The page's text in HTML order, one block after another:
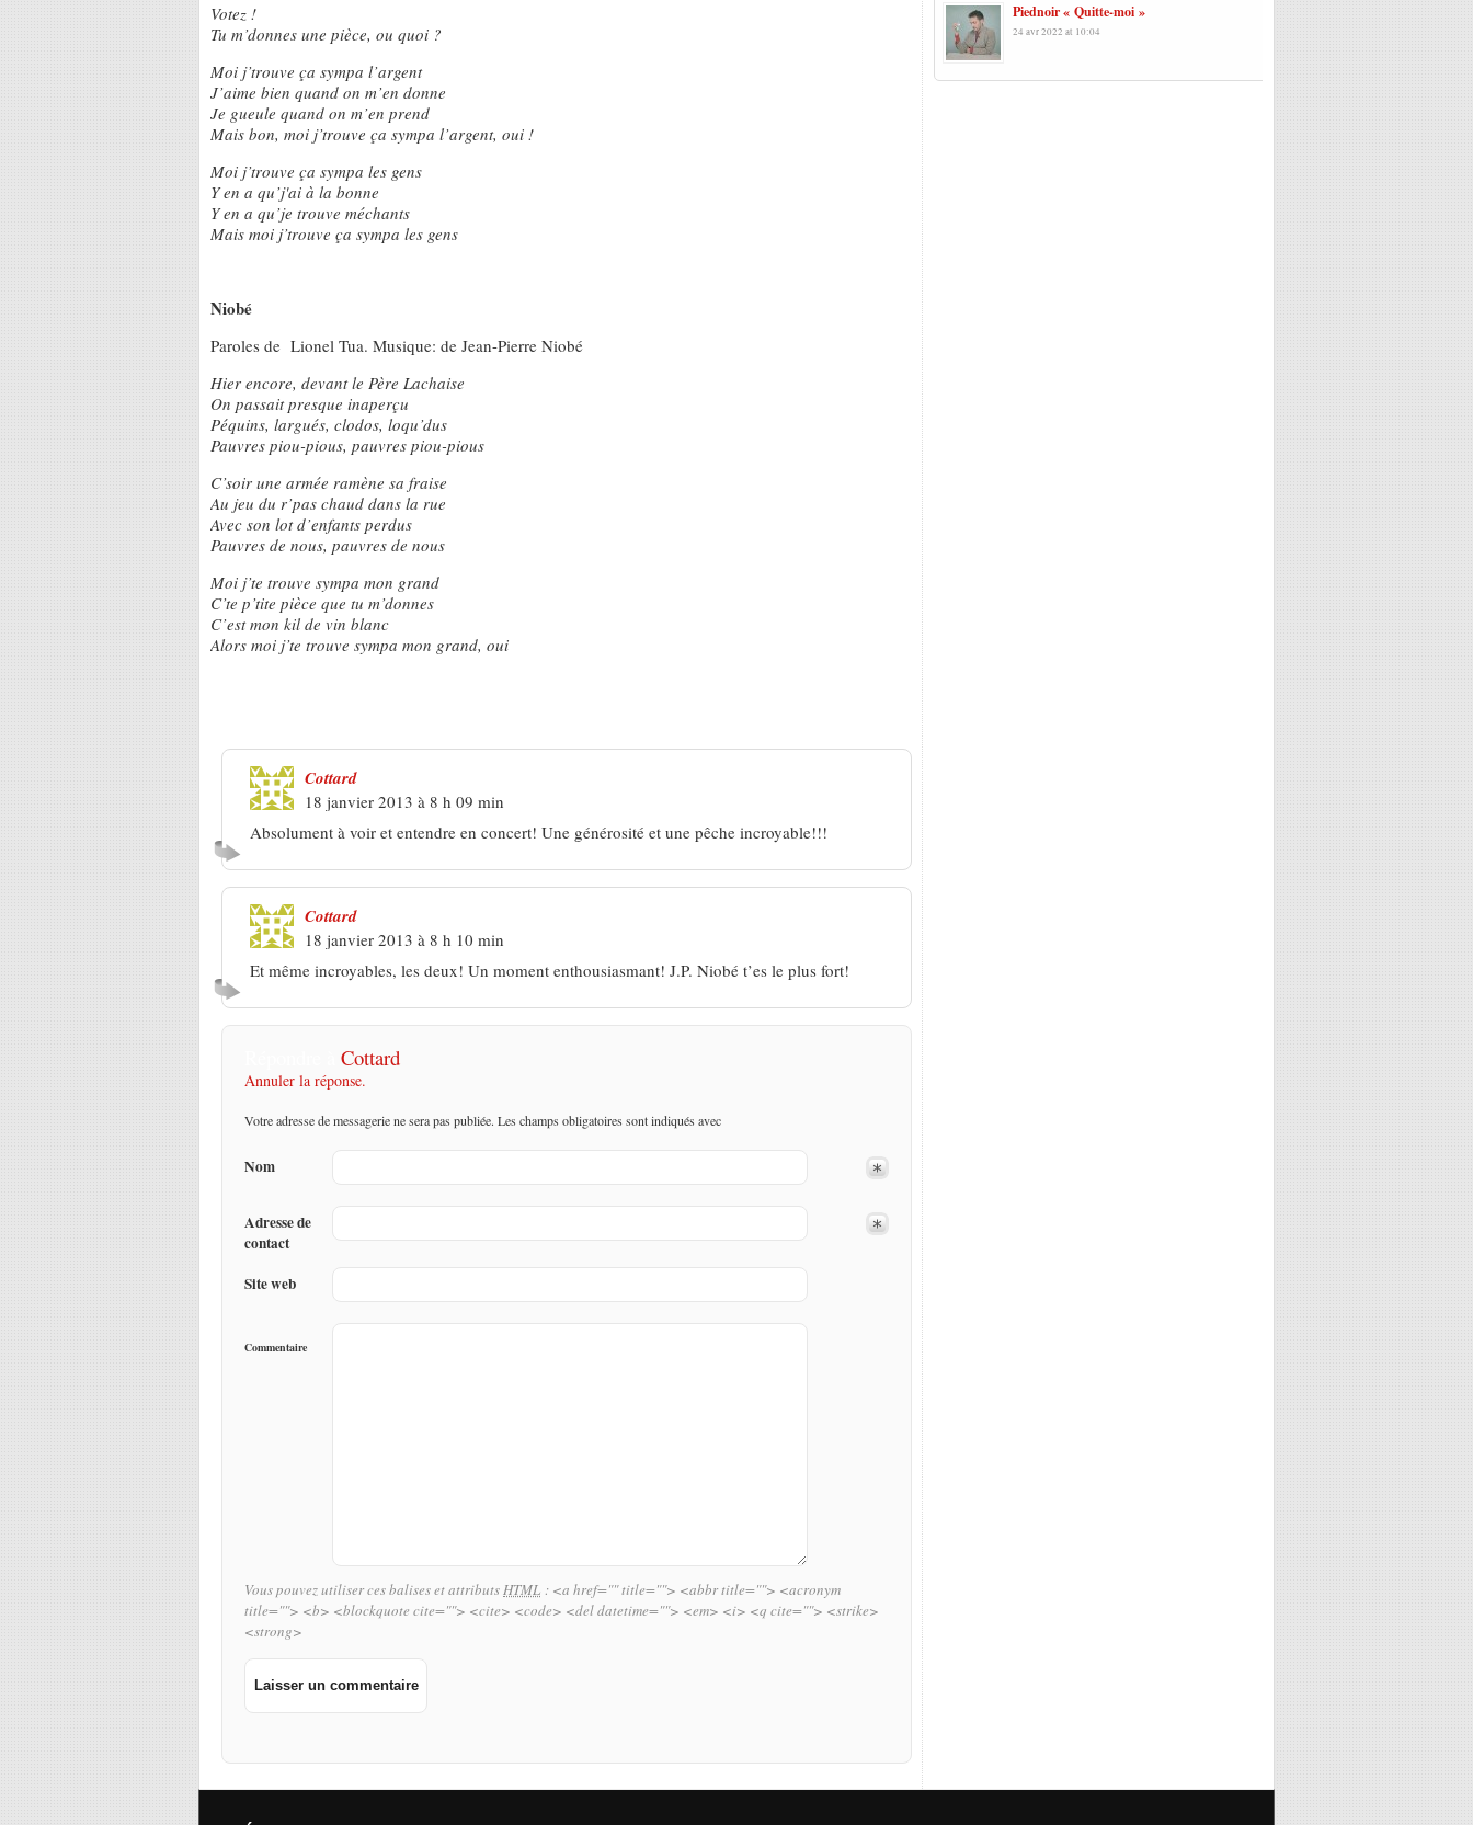
Votez !
Tu m’donnes une pièce, ou quoi ?
Moi j’trouve ça sympa l’argent
J’aime bien quand on m’en donne
Je gueule quand on m’en prend
Mais bon, moi j’trouve ça sympa l’argent, oui !
Moi j’trouve ça sympa les gens
Y en a qu’j'ai à la bonne
Y en a qu’je trouve méchants
Mais moi j’trouve ça sympa les gens
Niobé
Paroles de Lionel Tua. Musique: de Jean-Pierre Niobé
Hier encore, devant le Père Lachaise
On passait presque inaperçu
Péquins, largués, clodos, loqu’dus
Pauvres piou-pious, pauvres piou-pious
C’soir une armée ramène sa fraise
Au jeu du r’pas chaud dans la rue
Avec son lot d’enfants perdus
Pauvres de nous, pauvres de nous
Moi j’te trouve sympa mon grand
C’te p’tite pièce que tu m’donnes
C’est mon kil de vin blanc
Alors moi j’te trouve sympa mon grand, oui
Cottard
18 janvier 2013 à 8 h 09 min
Absolument à voir et entendre en concert! Une générosité et une pêche incroyable!!!
Cottard
18 janvier 2013 à 8 h 10 min
Et même incroyables, les deux! Un moment enthousiasmant! J.P. Niobé t’es le plus fort!
Cottard
Annuler la réponse.
Votre adresse de messagerie ne sera pas publiée. Les champs obligatoires sont indiqués avec
Nom
Adresse de
contact
Site web
Commentaire
Vous pouvez utiliser ces balises et attributsHTML : <a href="" title=""> <abbr title=""> <acronym
title=""> <b> <blockquote cite=""> <cite> <code> <del datetime=""> <em> <i> <q cite=""> <strike>
<strong>
Piednoir « Quitte-moi »
24 avr 2022 at 10:04